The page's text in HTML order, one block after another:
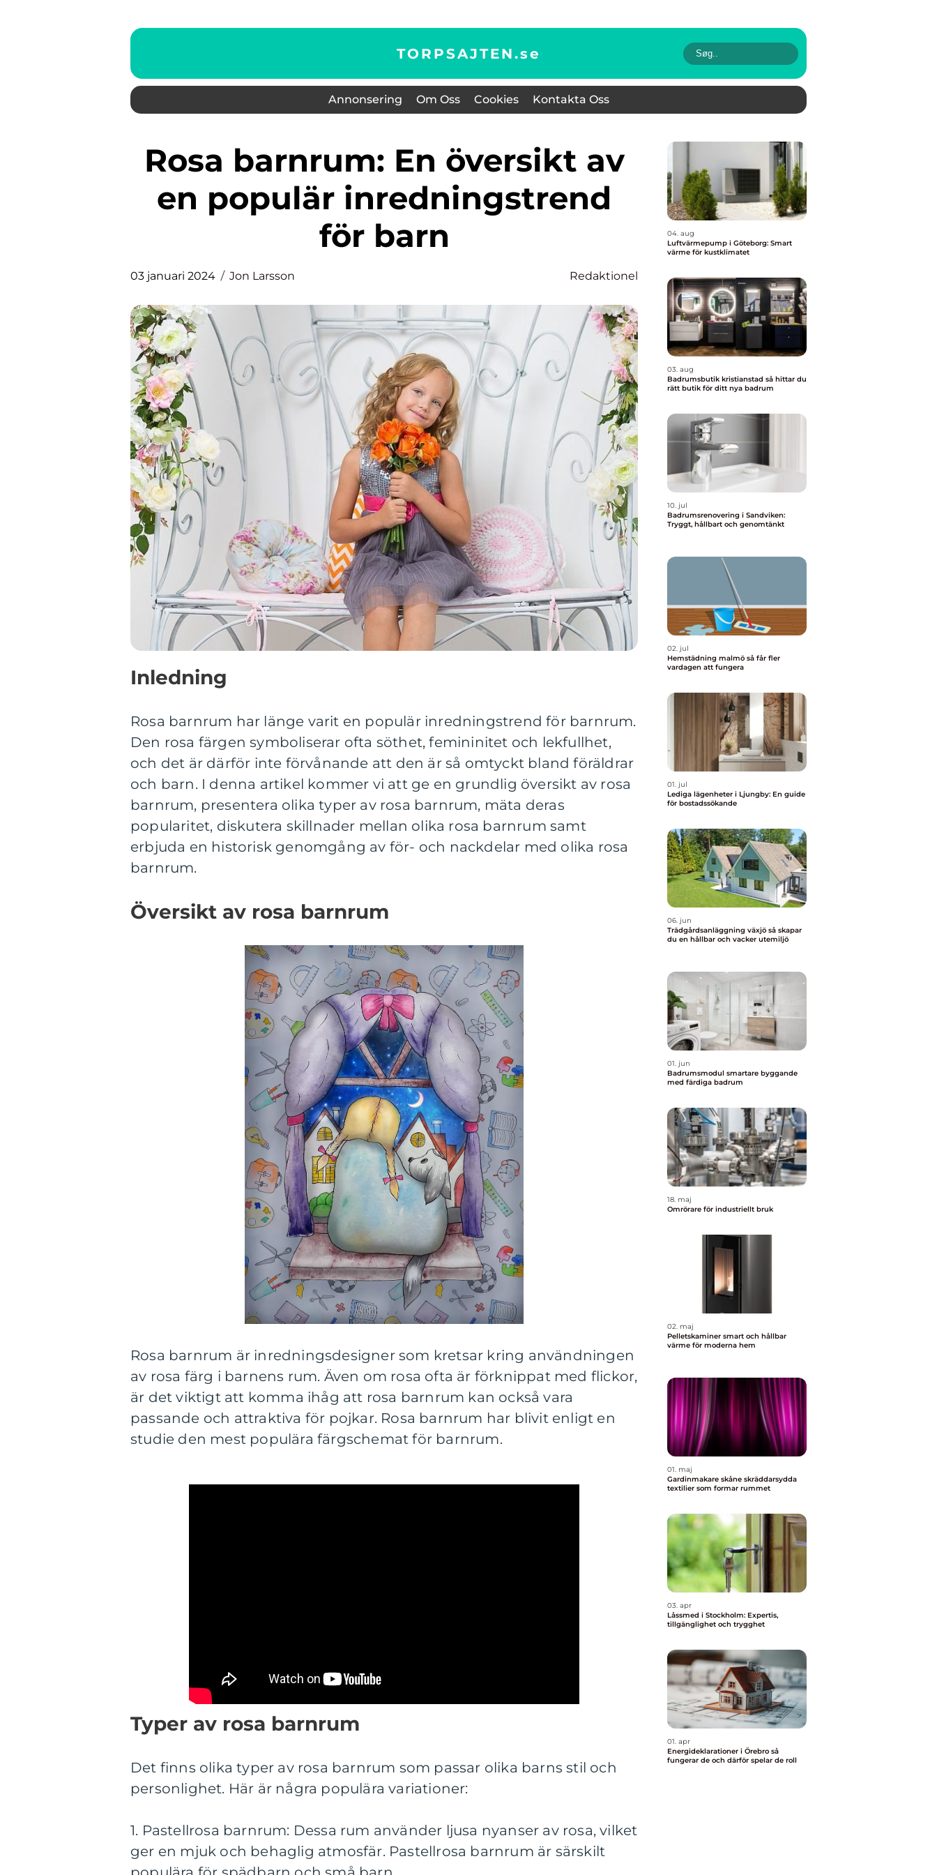
TORPSAJTEN.se
Annonsering Om Oss Cookies Kontakta Oss
Rosa barnrum: En översikt av
en populär inredningstrend
för barn
03 januari 2024 Jon Larsson Redaktionel
Inledning
Rosa barnrum har länge varit en populär inredningstrend för barnrum.
Den rosa färgen symboliserar ofta söthet, femininitet och lekfullhet,
och det är därför inte förvånande att den är så omtyckt bland föräldrar
och barn. I denna artikel kommer vi att ge en grundlig översikt av rosa
barnrum, presentera olika typer av rosa barnrum, mäta deras
popularitet, diskutera skillnader mellan olika rosa barnrum samt
erbjuda en historisk genomgång av för- och nackdelar med olika rosa
barnrum.
Översikt av rosa barnrum
Rosa barnrum är inredningsdesigner som kretsar kring användningen
av rosa färg i barnens rum. Även om rosa ofta är förknippat med flickor,
är det viktigt att komma ihåg att rosa barnrum kan också vara
passande och attraktiva för pojkar. Rosa barnrum har blivit enligt en
studie den mest populära färgschemat för barnrum.
Typer av rosa barnrum
Det finns olika typer av rosa barnrum som passar olika barns stil och
personlighet. Här är några populära variationer:
1. Pastellrosa barnrum: Dessa rum använder ljusa nyanser av rosa, vilket
ger en mjuk och behaglig atmosfär. Pastellrosa barnrum är särskilt
04. aug
Luftvärmepump i Göteborg: Smart
värme för kustklimatet
03. aug
Badrumsbutik kristianstad så hittar du
rätt butik för ditt nya badrum
10. jul
Badrumsrenovering i Sandviken:
Tryggt, hållbart och genomtänkt
02. jul
Hemstädning malmö så får fler
vardagen att fungera
01. jul
Lediga lägenheter i Ljungby: En guide
för bostadssökande
06. jun
Trädgårdsanläggning växjö så skapar
du en hållbar och vacker utemiljö
01. jun
Badrumsmodul smartare byggande
med färdiga badrum
18. maj
Omrörare för industriellt bruk
02. maj
Pelletskaminer smart och hållbar
värme för moderna hem
01. maj
Gardinmakare skåne skräddarsydda
textilier som formar rummet
03. apr
Låssmed i Stockholm: Expertis,
tillgänglighet och trygghet
01. apr
Energideklarationer i Örebro så
fungerar de och därför spelar de roll